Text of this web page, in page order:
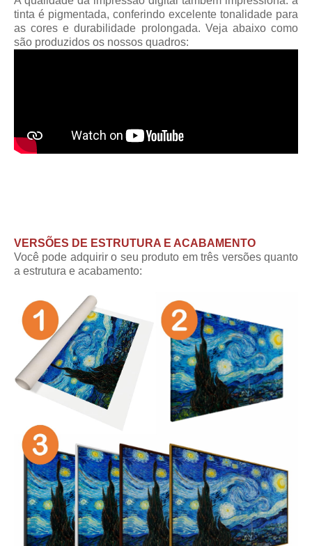
tinta é pigmentada, conferindo excelente tonalidade para
as cores e durabilidade prolongada. Veja abaixo como
são produzidos os nossos quadros:
VERSÕES DE ESTRUTURA E ACABAMENTO
Você pode adquirir o seu produto em três versões quanto
a estrutura e acabamento: